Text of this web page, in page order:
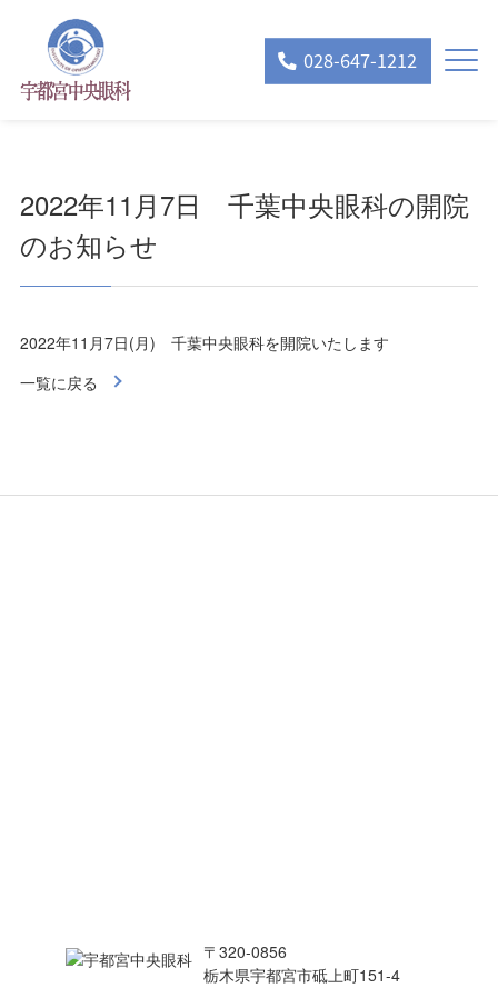
028-647-1212
2022年11月7日 千葉中央眼科の開院
のお知らせ
2022年11月7日(月) 千葉中央眼科を開院いたします
一覧に戻る
〒320-0856
栃木県宇都宮市砥上町151-4